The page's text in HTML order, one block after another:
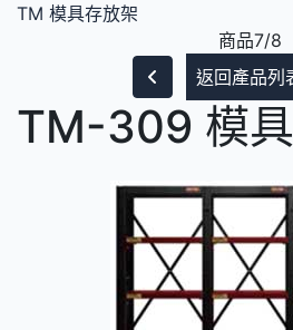
TM 模具存放架
商品7/8
返回產品列
TM-309 模